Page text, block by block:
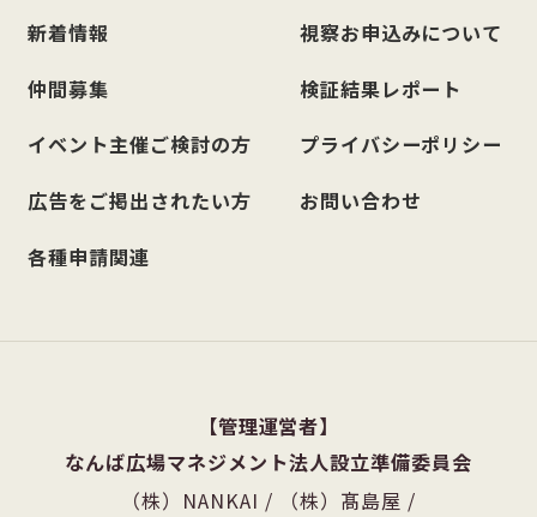
新着情報
仲間募集
イベント主催ご検討の方
広告をご掲出されたい方
各種申請関連
視察お申込みについて
検証結果レポート
プライバシーポリシー
お問い合わせ
管理運営者
なんば広場マネジメント法人設立準備委員会
（株）NANKAI / （株）髙島屋 /